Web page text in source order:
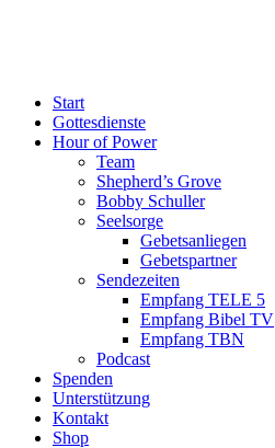
Start
Gottesdienste
Hour of Power
Team
Shepherd’s Grove
Bobby Schuller
Seelsorge
Gebetsanliegen
Gebetspartner
Sendezeiten
Empfang TELE 5
Empfang Bibel TV
Empfang TBN
Podcast
Spenden
Unterstützung
Kontakt
Shop